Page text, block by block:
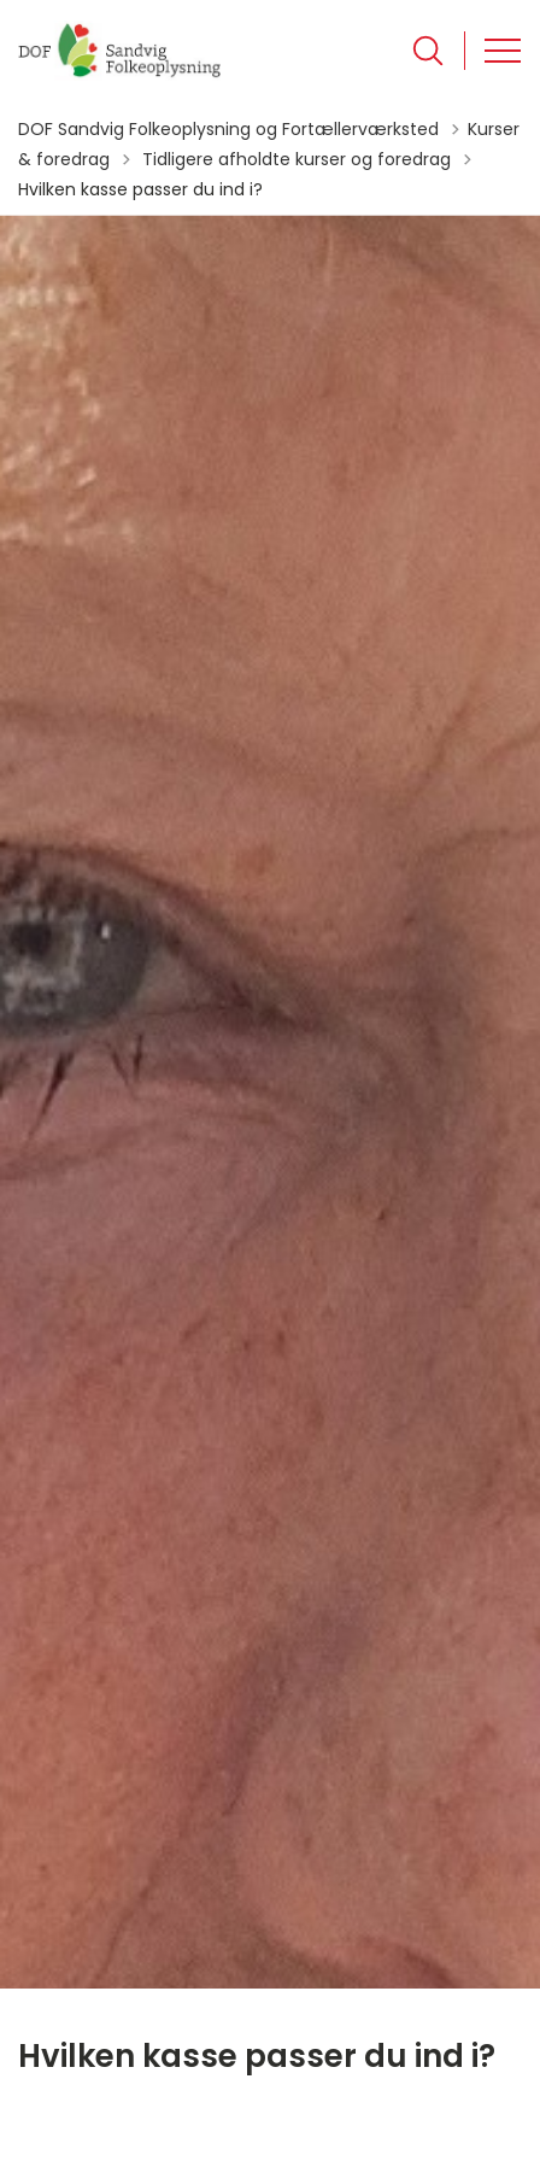
DOF Sandvig Folkeoplysning og Fortællerværksted
Kurser
& foredrag
Tilbage til
Tidligere afholdte kurser og foredrag
Hvilken kasse passer du ind i?
Hvilken kasse passer du ind i?